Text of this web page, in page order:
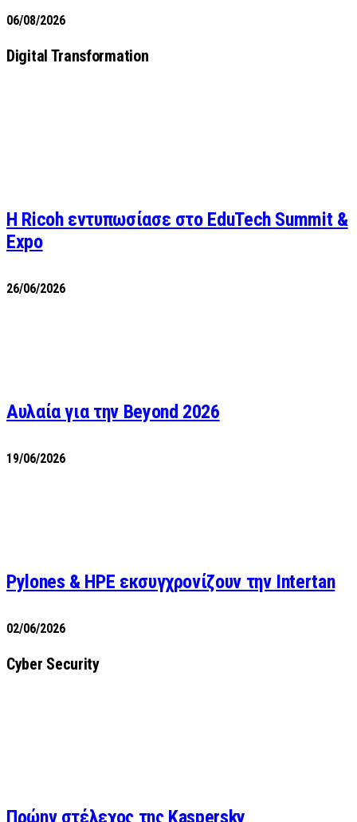
06/08/2026
Digital Transformation
Η Ricoh εντυπωσίασε στο EduTech Summit &
Expo
26/06/2026
Αυλαία για την Beyond 2026
19/06/2026
Pylones & HPE εκσυγχρονίζουν την Intertan
02/06/2026
Cyber Security
Πρώην στέλεχος της Kaspersky